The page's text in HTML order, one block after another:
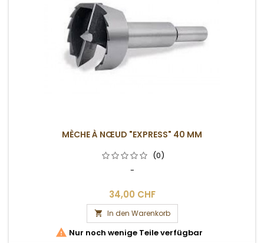
MÈCHE À NŒUD "EXPRESS" 40 MM
(0)
-
34,00 CHF
 In den Warenkorb
 Nur noch wenige Teile verfügbar